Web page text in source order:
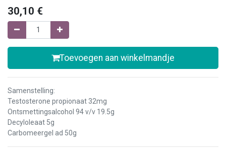
30,10 €
Toevoegen aan winkelmandje
Samenstelling:
Testosterone propionaat 32mg
Ontsmettingsalcohol 94 v/v 19.5g
Decyloleaat 5g
Carbomeergel ad 50g